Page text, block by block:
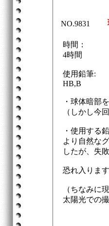
NO.9831
時間：
4時間
使用鉛筆:
HB,B
・球体暗部
（しかし今
・使用する
より自然な
したが、失
恐れ入りま
（ちなみに
太陽光での